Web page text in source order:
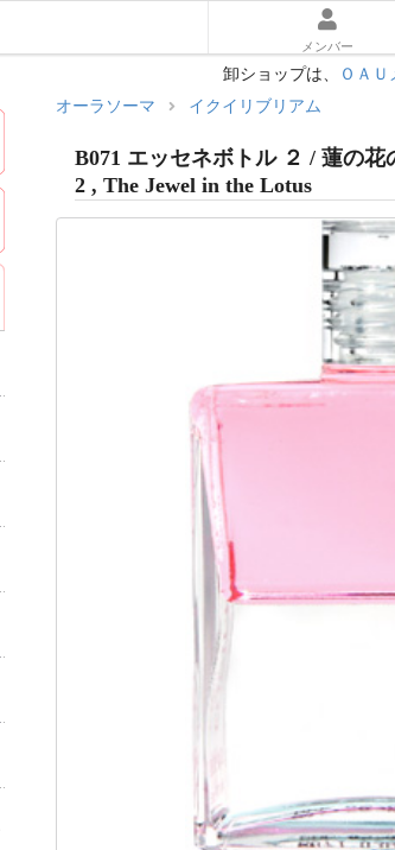
メンバー
卸ショップは、 ＯＡ
やさしいオーラソーマ入門ガイド
色を選んだあとに読む｜使い方ガイド
オーラソーマ体験キット
ポマンダーエアコンディショナー
オーラソーマ イクイリブリアム
B071 エッセネボトル ２ / 蓮の花
2 , The Jewel in the Lotus